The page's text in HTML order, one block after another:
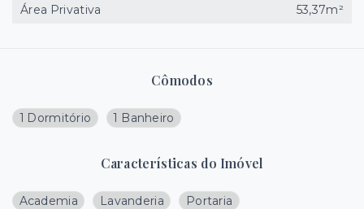
Cômodos
1 Dormitório 1 Banheiro
Características do Imóvel
Academia Lavanderia Portaria
Área Privativa
53,37m²